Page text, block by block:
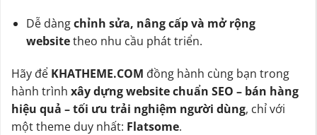
Dễ dàngchỉnh sửa, nâng cấp và mở rộng
websitetheo nhu cầu phát triển.
Hãy để KHATHEME.COM đồng hành cùng bạn trong
hành trình xây dựng website chuẩn SEO – bán hàng
hiệu quả – tối ưu trải nghiệm người dùng, chỉ với
một theme duy nhất: Flatsome.